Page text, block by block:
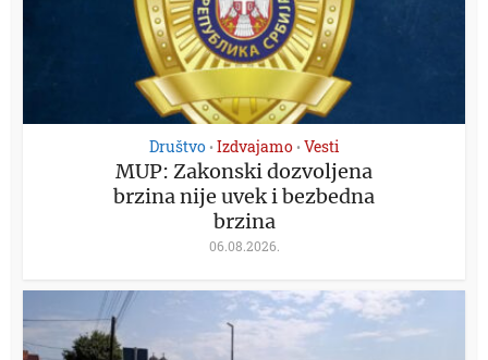
Društvo • Izdvajamo • Vesti
MUP: Zakonski dozvoljena
brzina nije uvek i bezbedna
brzina
06.08.2026.